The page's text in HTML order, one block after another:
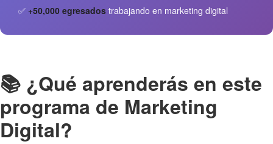
✅ +50,000 egresados trabajando en marketing digital
📚 ¿Qué aprenderás en este
programa de Marketing
Digital?